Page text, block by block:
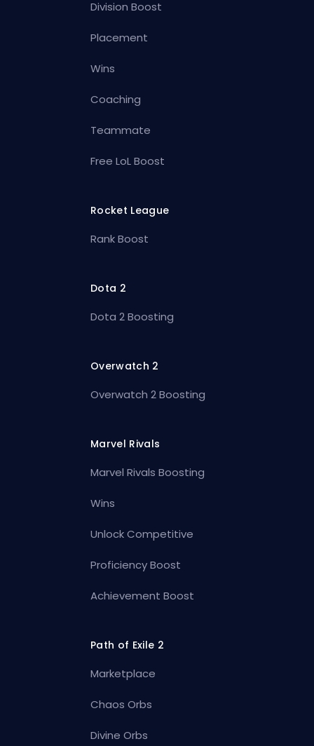
Division Boost
Placement
Wins
Coaching
Teammate
Free LoL Boost
Rocket League
Rank Boost
Dota 2
Dota 2 Boosting
Overwatch 2
Overwatch 2 Boosting
Marvel Rivals
Marvel Rivals Boosting
Wins
Unlock Competitive
Proficiency Boost
Achievement Boost
Path of Exile 2
Marketplace
Chaos Orbs
Divine Orbs